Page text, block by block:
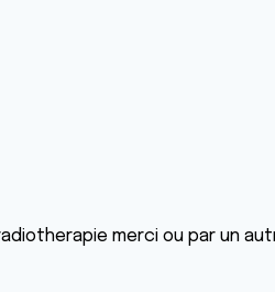
merci ou par un